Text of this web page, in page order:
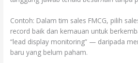
Contoh: Dalam tim sales FMCG, pilih
record baik dan kemauan untuk
“lead display monitoring” — daripada
baru yang belum paham.